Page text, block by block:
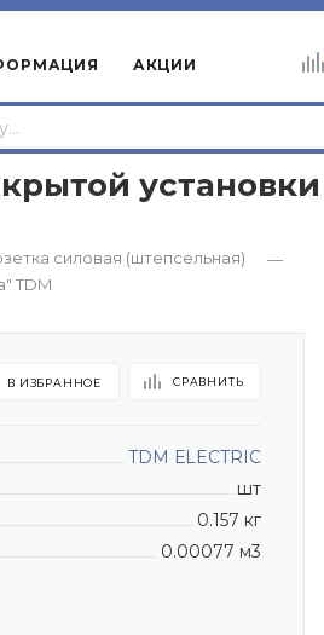
АКЦИИ
силовая (штепсельная)
—
TDМ
В ИЗБРАННОЕ СРАВНИТЬ
TDM ЕLECTRIC
шт
0.157 кг
0.00077 м3